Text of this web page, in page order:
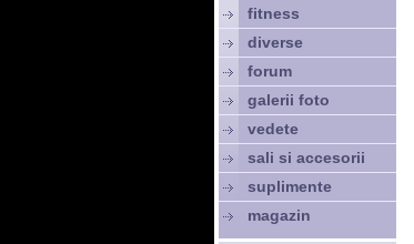
fitness
diverse
forum
galerii foto
vedete
sali si accesorii
suplimente
magazin